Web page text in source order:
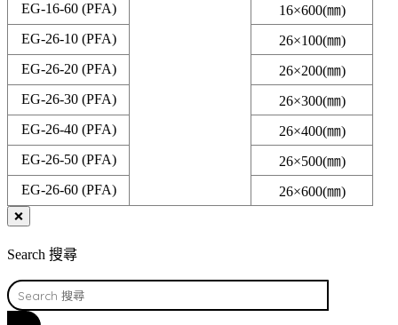
EG-16-60 (PFA)
16×600(㎜)
EG-26-10 (PFA)
26×100(㎜)
EG-26-20 (PFA)
26×200(㎜)
EG-26-30 (PFA)
26×300(㎜)
EG-26-40 (PFA)
26×400(㎜)
EG-26-50 (PFA)
26×500(㎜)
EG-26-60 (PFA)
26×600(㎜)
❌
Search 搜尋